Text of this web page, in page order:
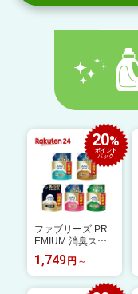
ファブリーズ PR
EMIUM 消臭スプ
レー 詰め替え 超
特大(1240mL)【フ
ァブリーズ(febrez
e)】
1,749 円
20%
ポイント
バック